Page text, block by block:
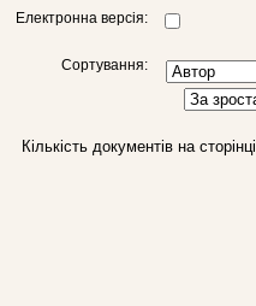
Електронна версія:
Сортування:
Кількість документів на сторінці